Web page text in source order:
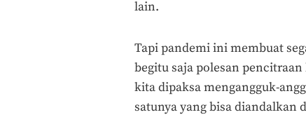
lain.
Tapi pandemi ini membuat
begitu saja polesan
kita dipaksa mengangguk-
satunya yang bisa diandalkan